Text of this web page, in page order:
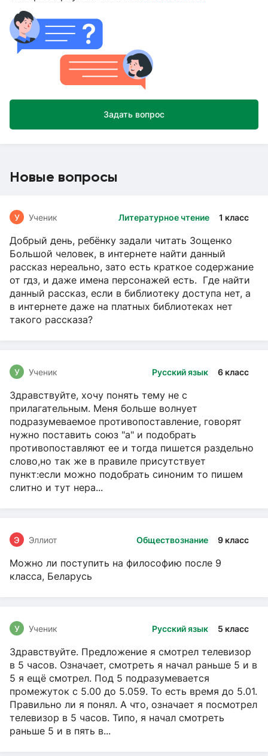
Задать вопрос
Новые вопросы
Литературное чтение 1 класс
У Ученик
Добрый день, ребёнку задали читать Зощенко
Большой человек, в интернете найти данный
рассказ нереально, зато есть краткое содержание
от гдз, и даже имена персонажей есть. Где найти
данный рассказ, если в библиотеку доступа нет, а
в интернете даже на платных библиотеках нет
такого рассказа?
Русский язык 6 класс
У Ученик
Здравствуйте, хочу понять тему не с
прилагательным. Меня больше волнует
подразумеваемое противопоставление, говорят
нужно поставить союз "а" и подобрать
противопоставляют ее и тогда пишется раздельно
слово,но так же в правиле присутствует
пункт:если можно подобрать синоним то пишем
слитно и тут нера...
Обществознание 9 класс
Э Эллиот
Можно ли поступить на философию после 9
класса, Беларусь
Русский язык 5 класс
У Ученик
Здравствуйте. Предложение я смотрел телевизор
в 5 часов. Означает, смотреть я начал раньше 5 и в
5 я ещё смотрел. Под 5 подразумевается
промежуток с 5.00 до 5.059. То есть время до 5.01.
Правильно ли я понял. А что, означает я посмотрел
телевизор в 5 часов. Типо, я начал смотреть
раньше 5 и в пять в...